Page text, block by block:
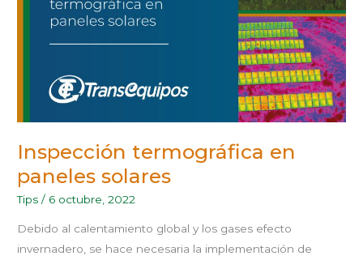
Inspección termográfica en
paneles solares
Tips / 6 octubre, 2022
Debido al calentamiento global y los gases efecto
invernadero, se hace necesaria la implementación de